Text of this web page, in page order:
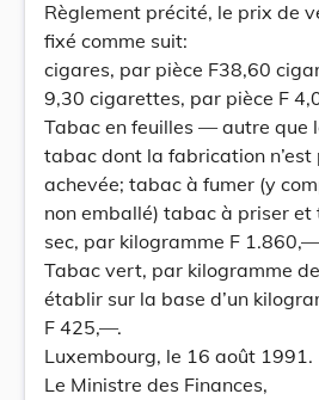
Règlement précité, le prix de
fixé comme suit:
cigares, par pièce F38,60
9,30 cigarettes, par pièce F
Tabac en feuilles — autre
tabac dont la fabrication
achevée; tabac à fumer (y
non emballé) tabac à priser
sec, par kilogramme F
Tabac vert, par kilogramme
établir sur la base d’un
F 425,—.
Luxembourg, le 16 août 1991.
Le Ministre des Finances,